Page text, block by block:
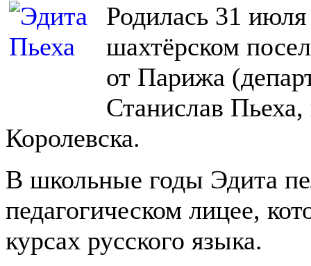
Родилась 31
шахтёрском
от Парижа
Станислав
Королевска.
В школьные годы Эдита
педагогическом лицее,
курсах русского языка.